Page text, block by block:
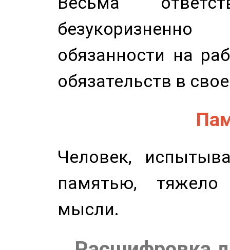
обязанности на
обязательств в
Человек,
памятью,
мысли.